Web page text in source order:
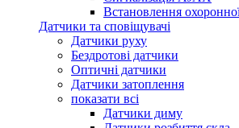
Встановлення охоронної
Датчики та сповіщувачі
Датчики руху
Бездротові датчики
Оптичні датчики
Датчики затоплення
показати всі
Датчики диму